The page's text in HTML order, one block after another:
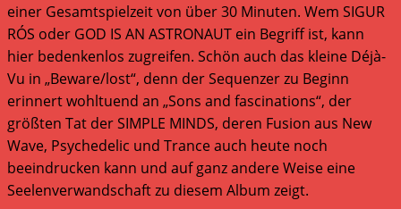
einer Gesamtspielzeit von über 30 Minuten. Wem SIGUR
RÓS oder GOD IS AN ASTRONAUT ein Begriff ist, kann
hier bedenkenlos zugreifen. Schön auch das kleine Déjà-
Vu in „Beware/lost“, denn der Sequenzer zu Beginn
erinnert wohltuend an „Sons and fascinations“, der
größten Tat der SIMPLE MINDS, deren Fusion aus New
Wave, Psychedelic und Trance auch heute noch
beeindrucken kann und auf ganz andere Weise eine
Seelenverwandschaft zu diesem Album zeigt.